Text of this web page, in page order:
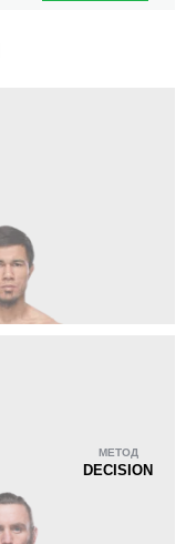
Финиши в первом раунде
2
МЕТОД
DECISION